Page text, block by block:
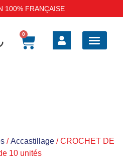
100% FRANÇAISE
0
/Accastillage / CROCHET DE
10 unités